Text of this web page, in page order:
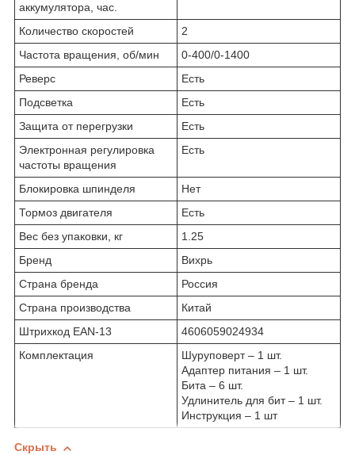
аккумулятора, час.
Количество скоростей
2
Частота вращения, об/мин
0-400/0-1400
Реверс
Есть
Подсветка
Есть
Защита от перегрузки
Есть
Электронная регулировка
частоты вращения
Есть
Блокировка шпинделя
Нет
Тормоз двигателя
Есть
Вес без упаковки, кг
1.25
Бренд
Вихрь
Страна бренда
Россия
Страна производства
Китай
Штрихкод EAN-13
4606059024934
Комплектация
Шуруповерт – 1 шт.
Адаптер питания – 1 шт.
Бита – 6 шт.
Удлинитель для бит – 1 шт.
Инструкция – 1 шт
Скрыть